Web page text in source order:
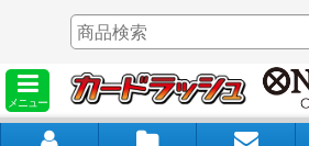
メニュー